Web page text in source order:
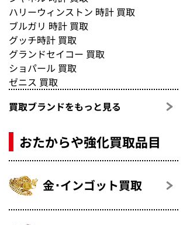
ハリーウィンストン 時計 買取
ブルガリ 時計 買取
グッチ時計 買取
グランドセイコー 買取
ショパール 買取
ゼニス 買取
買取ブランドをもっと見る
おたからや強化買取品目
金･インゴット買取